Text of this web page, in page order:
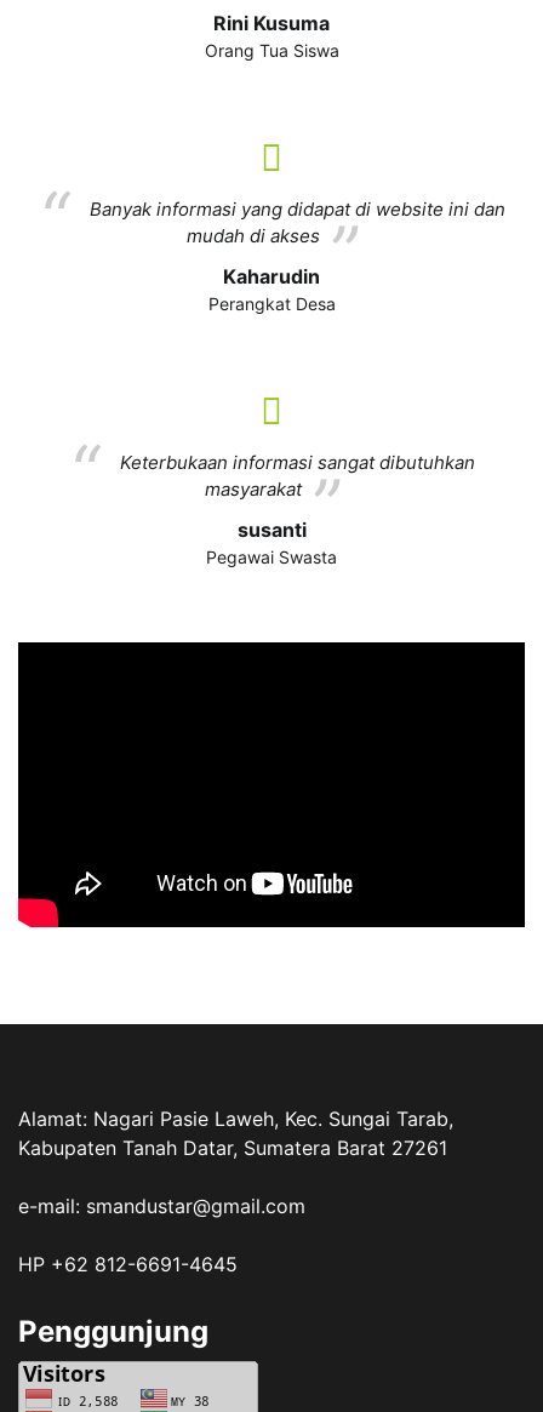
Rini Kusuma
Orang Tua Siswa
Banyak informasi yang didapat di website ini dan
mudah di akses
Kaharudin
Perangkat Desa
Keterbukaan informasi sangat dibutuhkan
masyarakat
susanti
Pegawai Swasta
Alamat: Nagari Pasie Laweh, Kec. Sungai Tarab,
Kabupaten Tanah Datar, Sumatera Barat 27261
e-mail: smandustar@gmail.com
HP +62 812-6691-4645
Penggunjung